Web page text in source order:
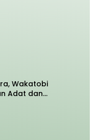
Wakatobi
Adat dan
Defile